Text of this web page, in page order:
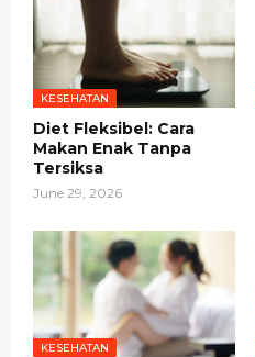
KESEHATAN
Diet Fleksibel: Cara
Makan Enak Tanpa
Tersiksa
June 29, 2026
KESEHATAN